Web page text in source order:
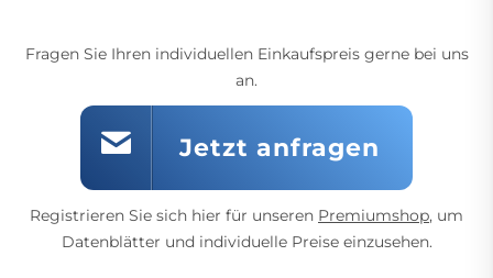
Fragen Sie Ihren individuellen Einkaufspreis gerne bei uns
an.
Jetzt anfragen
Registrieren Sie sich hier für unseren Premiumshop, um
Datenblätter und individuelle Preise einzusehen.